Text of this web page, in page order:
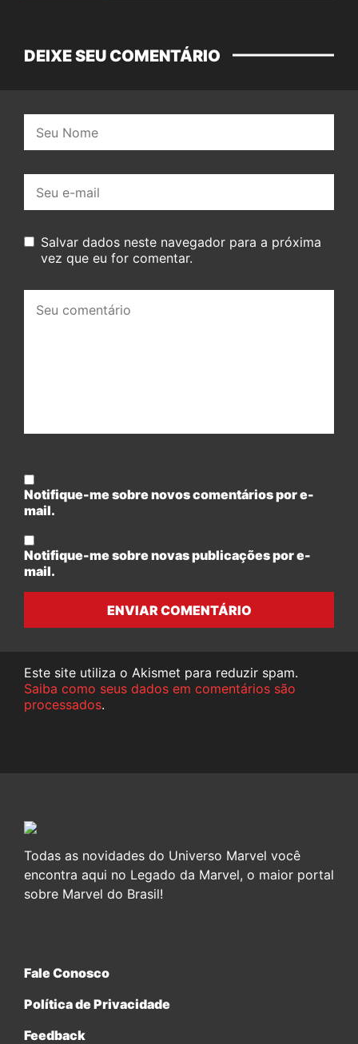
DEIXE SEU COMENTÁRIO
mail:
Salvar dados neste navegador para a próxima
vez que eu for comentar.
comentário:
Notifique-me sobre novos comentários por e-
mail.
Notifique-me sobre novas publicações por e-
mail.
ENVIAR COMENTÁRIO
Este site utiliza o Akismet para reduzir spam.
Saiba como seus dados em comentários são
processados.
Todas as novidades do Universo Marvel você
encontra aqui no Legado da Marvel, o maior portal
sobre Marvel do Brasil!
Fale Conosco
Política de Privacidade
Feedback